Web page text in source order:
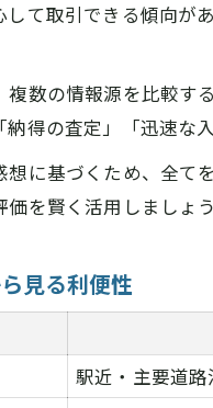
して取引できる傾向が
数の情報源を比較す
得の査定」「迅速な
に基づくため、全て
を賢く活用しましょう
見る利便性
駅近・主要道